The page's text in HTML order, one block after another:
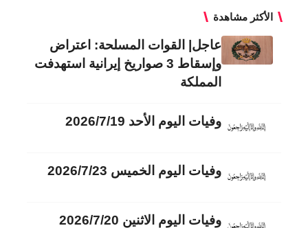
الأكثر مشاهدة
عاجل| القوات المسلحة: اعتراض
وإسقاط 3 صواريخ إيرانية استهدفت
المملكة
وفيات اليوم الأحد 2026/7/19
وفيات اليوم الخميس 2026/7/23
وفيات اليوم الاثنين 2026/7/20